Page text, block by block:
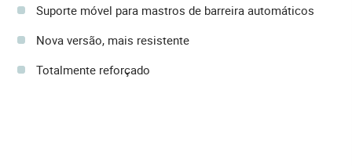
Suporte móvel para mastros de barreira automáticos
Nova versão, mais resistente
Totalmente reforçado